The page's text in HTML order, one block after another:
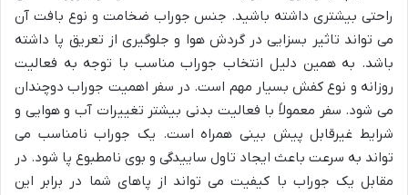
راحتی بیشتری داشته باشید. جنس جوراب ضخامت و نوع بافت آن
می تواند تاثیر بسزایی در گردش هوا و جلوگیری از تعریق پا داشته
باشد. به همین دلیل انتخاب جوراب مناسب با توجه به فعالیت
روزانه و نوع کفش بسیار مهم است. در سفر اهمیت جوراب دوچندان
می شود. سفر معمولاً با فعالیت بدنی بیشتر تغییرات آب و هوایی و
شرایط غیرقابل پیش بینی همراه است. یک جوراب نامناسب می
تواند به سرعت باعث ایجاد تاول ساییدگی و بوی نامطبوع پا شود. در
مقابل یک جوراب با کیفیت می تواند از پاهای شما در برابر این